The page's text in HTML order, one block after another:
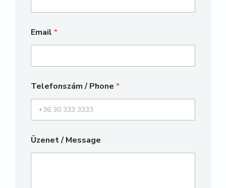
Email *
Telefonszám / Phone *
Üzenet / Message